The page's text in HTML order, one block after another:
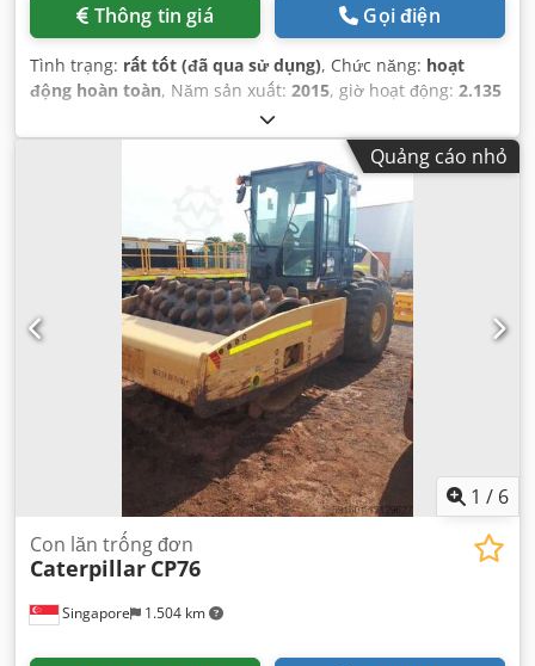
Thông tin giá Gọi điện
Tình trạng: rất tốt (đã qua sử dụng), Chức năng: hoạt
động hoàn toàn, Năm sản xuất: 2015, giờ hoạt động: 2.135
CAT0308EPMY201796
Quảng cáo nhỏ
1 / 6
Singapore 1.504 km
Con lăn trống đơn
Caterpillar CP76